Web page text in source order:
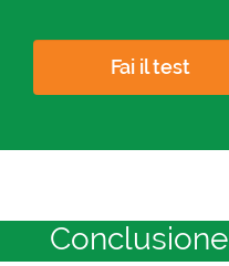
Fai il test
Conclusione